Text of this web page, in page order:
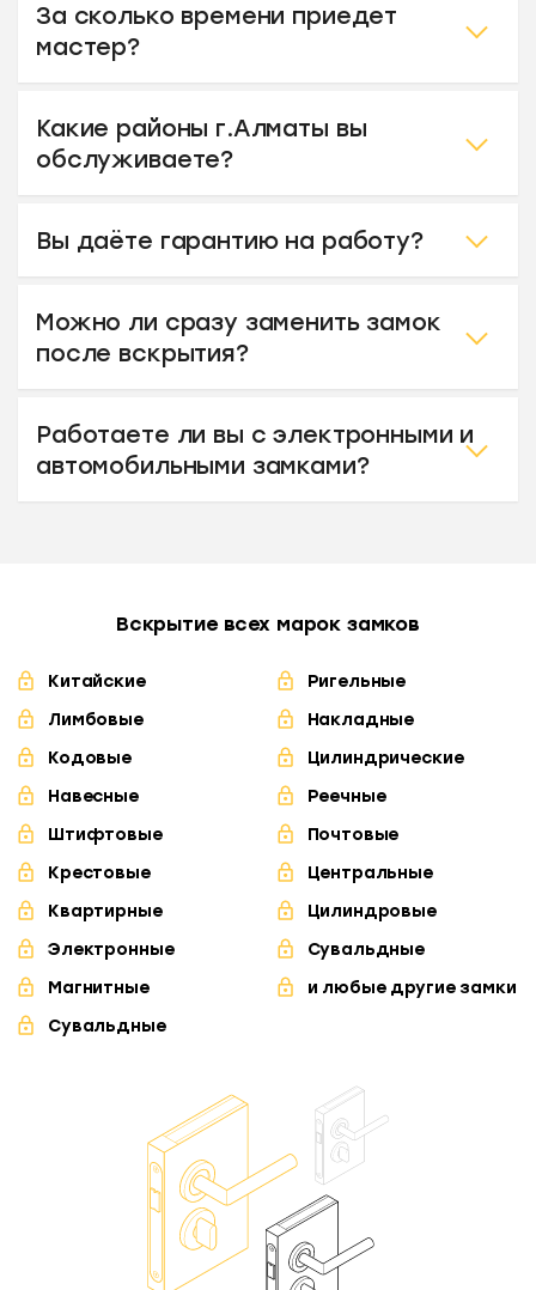
За сколько времени приедет
мастер?
Какие районы г.Алматы вы
обслуживаете?
Вы даёте гарантию на работу?
Можно ли сразу заменить замок
после вскрытия?
Работаете ли вы с электронными и
автомобильными замками?
Вскрытие всех марок замков
Китайские
Лимбовые
Кодовые
Навесные
Штифтовые
Крестовые
Квартирные
Электронные
Магнитные
Сувальдные
Ригельные
Накладные
Цилиндрические
Реечные
Почтовые
Центральные
Цилиндровые
Сувальдные
и любые другие замки